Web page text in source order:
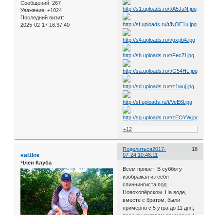
Сообщений: 267
Уважение: +1024
Последний визит:
2025-02-17 16:37:40
+12
Поделиться 18
2017-
07-24 10:48:11
saШок
Член Клуба
Всем привет! В субботу
изображал из себя
спиннингиста под
Новохопёрском. На воде,
вместе с братом, были
примерно с 5 утра до 11 дня,